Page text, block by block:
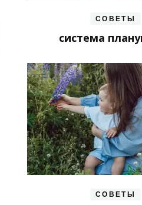
СОВЕТЫ
система
СОВЕТЫ